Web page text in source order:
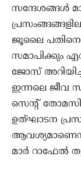
സന്ദേശങ്ങൾ
ജൂലൈ
സമാപിക്കും
ജോസ്
ഇന്നലെ ജീവ
സെന്റ്
ഉത്‌ഘാടന
മാർ റാഫേൽ